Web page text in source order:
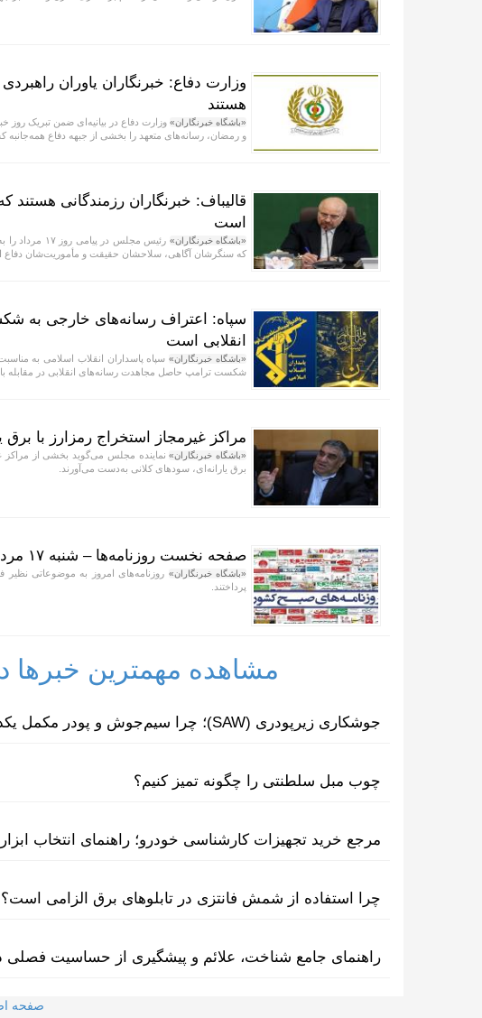
وزارت دفاع: خبرنگاران یاوران
هستند
«باشگاه خبرنگاران»
و رمضان، رسانه‌های متعهد را بخشی از جبهه دفاع همه‌جانبه
قالیباف: خبرنگاران رزمندگانی
است
«باشگاه خبرنگاران»
رئیس مجلس در
که سنگرشان آگاهی، سلاحشان حقیقت و مأموریت‌شان دفاع
سپاه: اعتراف رسانه‌های خارجی به
انقلابی است
«باشگاه خبرنگاران»
شکست ترامپ حاصل مجاهدت رسانه‌های انقلابی در مقابله
مراکز غیرمجاز استخراج رمزارز با
«باشگاه خبرنگاران»نماینده مجلس می‌گوید بخشی از مراکز
برق یارانه‌ای، سودهای کلانی به‌دست می‌آورند.
صفحه نخست روزنامه‌ها – شنبه ۱۷ مرداد
«باشگاه خبرنگاران» روزنامه‌های امروز به موضوعاتی نظیر
پرداختند.
مشاهده مهمترین خبرها
جوشکاری زیرپودری (SAW)؛ چرا سیم‌جوش و پودر مکمل یکدیگرند؟
چوب مبل سلطنتی را چگونه تمیز کنیم؟
مرجع خرید تجهیزات کارشناسی خودرو؛ راهنمای انتخاب
چرا استفاده از شمش فانتزی در تابلوهای برق الزامی است؟
راهنمای جامع شناخت، علائم و پیشگیری از حساسیت فصلی
صفحه